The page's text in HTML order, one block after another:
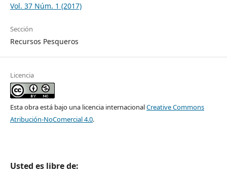
Vol. 37 Núm. 1 (2017)
Sección
Recursos Pesqueros
Licencia
Esta obra está bajo una licencia internacionalCreative Commons
Atribución-NoComercial 4.0.
Usted es libre de: